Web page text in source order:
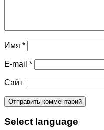
Имя *
E-mail *
Сайт
Select language